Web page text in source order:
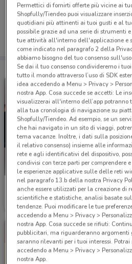
Puoi trovare le migliori
salvarle e creare la tua
dal tuo cellulare.
Burger King
Scade il 30/09 3.5 km
Permettici di fornirti offerte più vicine ai
Shopfully/Tiendeo puoi visualizzare
quotidiani più attinenti ai tuoi gusti e al
possibile grazie ad una serie di strumenti
tue attività all'interno dell'applicazione e
come indicato nel paragrafo 2 della
abbiamo bisogno del tuo consenso
Se dai il tuo consenso condivideremo i
tutto il mondo attraverso l’uso di SDK
idea accedendo a Menu > Privacy >
nostra App. Cosa succede se accetti: Le
visualizzerai all'interno dell’app
alla tua cronologia di navigazione su
Shopfully/Tiendeo. Ad esempio, se un
che hai navigato in un sito di viaggi,
tema vacanze. Inoltre, i dati sulla
il relativo consenso) insieme alle
rete e agli identificativi del dispositivo,
condivisi con terze parti per comprendere
le esperienze applicative sulle delle reti
nel paragrafo 13.b della nostra Privacy
anche essere utilizzati per la creazione di
scientifiche e statistiche, analisi basate
tendenze. Puoi modificare le tue
accedendo a Menu > Privacy >
nostra App. Cosa succede se rifiuti:
pubblicitari, ma riguarderanno argomenti
saranno rilevanti per i tuoi interessi.
accedendo a Menu > Privacy >
nostra App.